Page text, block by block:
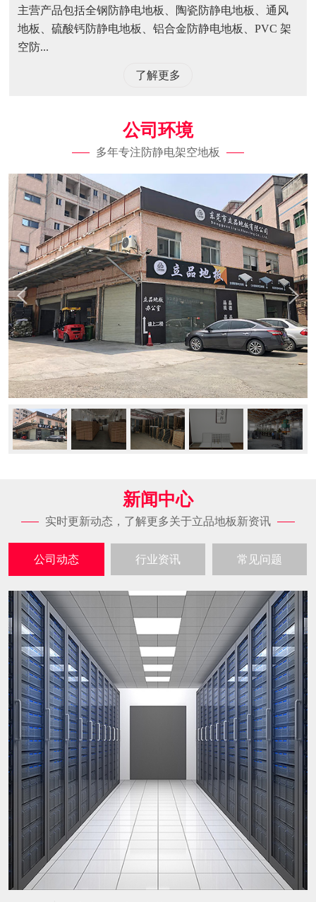
主营产品包括全钢防静电地板、陶瓷防静电地板、通风
地板、硫酸钙防静电地板、铝合金防静电地板、PVC 架
空防...
了解更多
公司环境
多年专注防静电架空地板
新闻中心
实时更新动态，了解更多关于立品地板新资讯
公司动态 行业资讯 常见问题